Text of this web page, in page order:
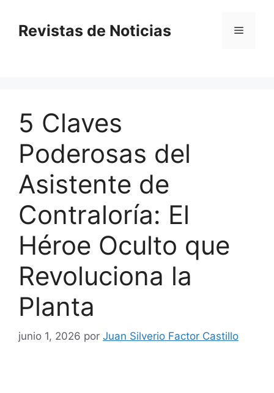
contenido
Revistas de Noticias Menú
5 Claves
Poderosas del
Asistente de
Contraloría: El
Héroe Oculto que
Revoluciona la
Planta
junio 1, 2026 por Juan Silverio Factor Castillo